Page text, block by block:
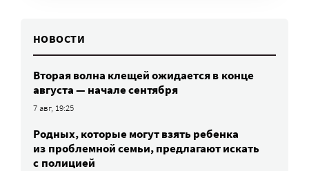
НОВОСТИ
Вторая волна клещей ожидается в конце
августа — начале сентября
7 авг, 19:25
Родных, которые могут взять ребенка
из проблемной семьи, предлагают искать
с полицией